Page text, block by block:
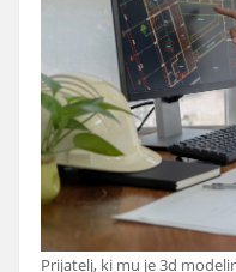
Prijatelj, ki mu je 3d